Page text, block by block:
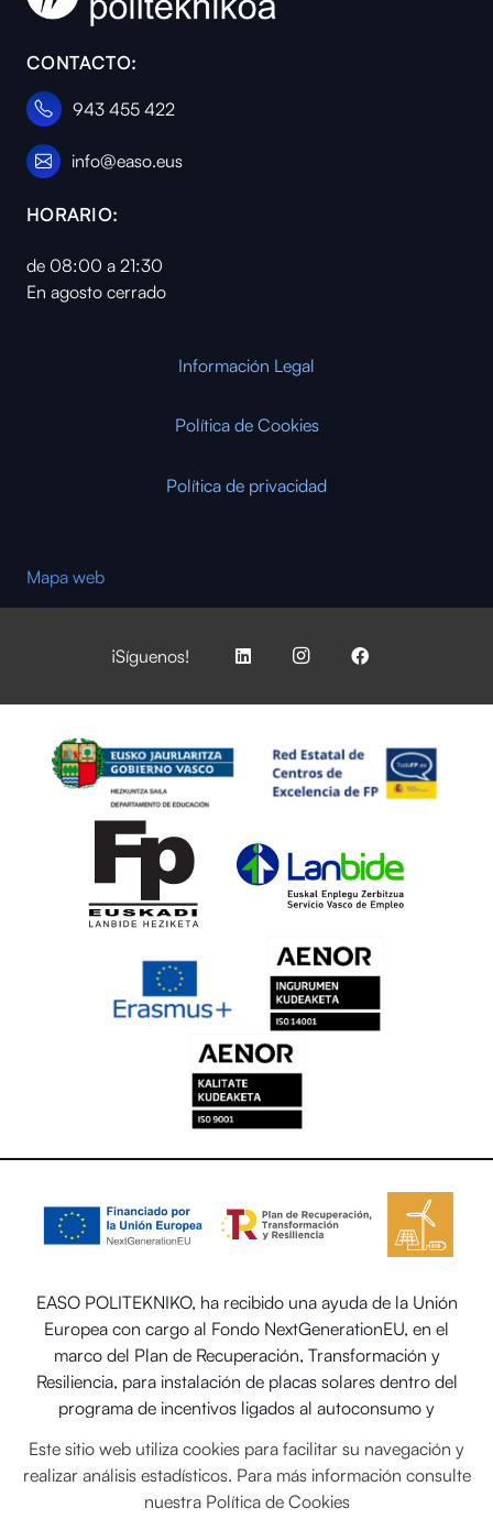
CONTACTO:
943 455 422
info@easo.eus
HORARIO:
de 08:00 a 21:30
En agosto cerrado
Información Legal
Política de Cookies
Política de privacidad
Mapa web
¡Síguenos!
EASO POLITEKNIKO, ha recibido una ayuda de la Unión
Europea con cargo al Fondo NextGenerationEU, en el
marco del Plan de Recuperación, Transformación y
Resiliencia, para instalación de placas solares dentro del
programa de incentivos ligados al autoconsumo y
como la implantación de sistemas térmicos renovables en
el sector residencial del Ministerio para la Transición
Ecológica y el Reto Demográfico.
Este sitio web utiliza cookies para facilitar su navegación y
realizar análisis estadísticos. Para más información consulte
nuestra Política de Cookies